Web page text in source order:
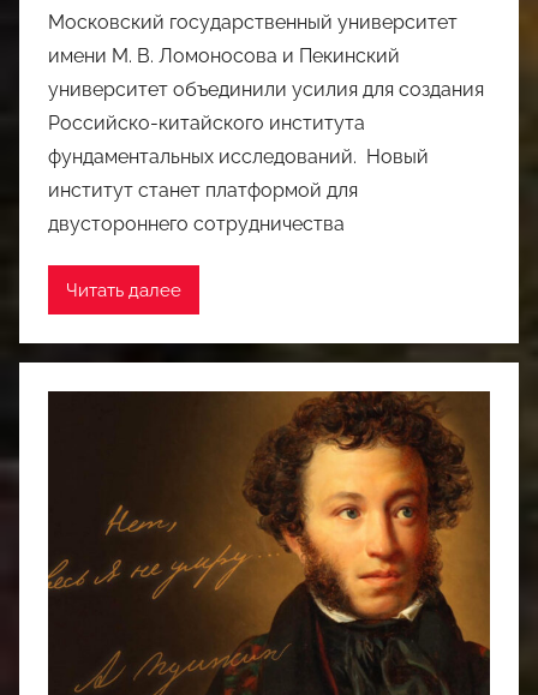
Московский государственный университет
имени М. В. Ломоносова и Пекинский
университет объединили усилия для создания
Российско-китайского института
фундаментальных исследований. Новый
институт станет платформой для
двустороннего сотрудничества
Читать далее